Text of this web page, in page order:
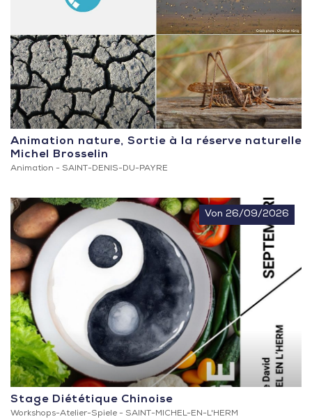
Animation nature, Sortie à la réserve naturelle
Michel Brosselin
Animation - SAINT-DENIS-DU-PAYRE
Von 26/09/2026
Stage Diététique Chinoise
Workshops-Atelier-Spiele - SAINT-MICHEL-EN-L'HERM